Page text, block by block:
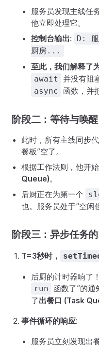
服务员发现主线任
他立即处理它。
控制台输出:
D: 服
厨房...
至此，我们解释了
await 并没有阻
async 函数，并
阶段二：等待与唤
此时，所有主线同步
餐板”空了。
根据工作法则，他开始
Queue)。
后厨正在为第一个
也。服务员处于“空闲
阶段三：异步任务
T=3秒时，
后厨的计时器响了
run 函数了”的通
了出餐口 (Task
事件循环的响应:
服务员立刻发现出